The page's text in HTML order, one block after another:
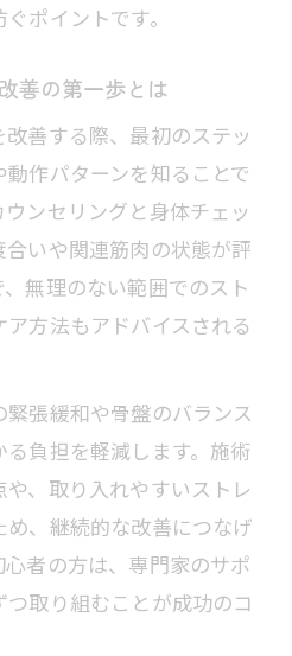
改善を持続させる習慣
を受けた反り腰克服の道
とストレッチ実践の重要
姿勢ケアの方法
毎日の姿勢リセット術
で取り組む座り姿勢の見
立ち姿勢と反り腰予防ポ
姿勢キープのセルフケア
ポイントです。
善の第一歩とは
善する際、最初のステッ
作パターンを知ることで
ンセリングと身体チェッ
いや関連筋肉の状態が評
無理のない範囲でのスト
方法もアドバイスされる
張緩和や骨盤のバランス
負担を軽減します。施術
、取り入れやすいストレ
、継続的な改善につなげ
者の方は、専門家のサポ
取り組むことが成功のコ